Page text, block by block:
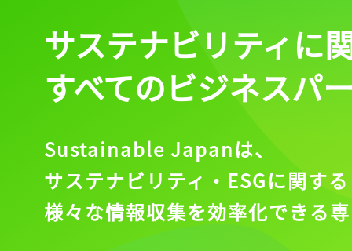
サステナビリティに
すべてのビジネスパ
Sustainable Japanは、
サステナビリティ・ESGに関する
様々な情報収集を効率化できる